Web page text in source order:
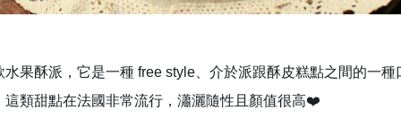
水果酥派，它是一種 free style、介於派跟酥皮糕點之間的一種
這類甜點在法國非常流行，瀟灑隨性且顏值很高❤️